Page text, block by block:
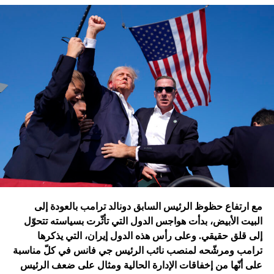
تقُم بمثله غارات التحالف الدولي؟ أم هي تدمير الطائرات
الإسرائيلية للمرّة الأولى مستودعاً لصواريخ الحزب في عمق
الجنوب في عدلون في قضاء الزهراني؟
ترامب الذي أكّد أنّه سينهي الحروب
التي اندلعت في عهد بايدن، قد
يضغط على إسرائيل لوقف الحرب
في غزة
إدارة بايدن ونهاية منظومة.. وانتقام نتنياهو
فتح باباً كبيراً على تحوّلات جذرية في السياسة الأميركية وتعاطي
إسرائيل معها، أبرزها:
مع ارتفاع حظوظ الرئيس السابق دونالد ترامب بالعودة إلى
البيت الأبيض، بدأت هواجس الدول التي تأثّرت بسياسته تتحوّل
إلى قلق حقيقي. وعلى رأس هذه الدول إيران، التي يذكرها
ترامب ومرشّحه لمنصب نائب الرئيس جي فانس في كلّ مناسبة
على أنّها من إخفاقات الإدارة الحالية ومثال على ضعف الرئيس